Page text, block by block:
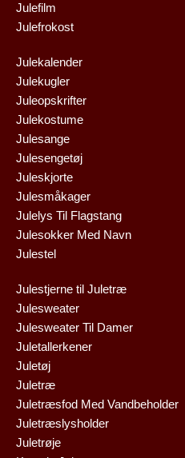
Julefilm
Julefrokost
Julekalender
Julekugler
Juleopskrifter
Julekostume
Julesange
Julesengetøj
Juleskjorte
Julesmåkager
Julelys Til Flagstang
Julesokker Med Navn
Julestel
Julestjerne til Juletræ
Julesweater
Julesweater Til Damer
Juletallerkener
Juletøj
Juletræ
Juletræsfod Med Vandbeholder
Juletræslysholder
Juletrøje